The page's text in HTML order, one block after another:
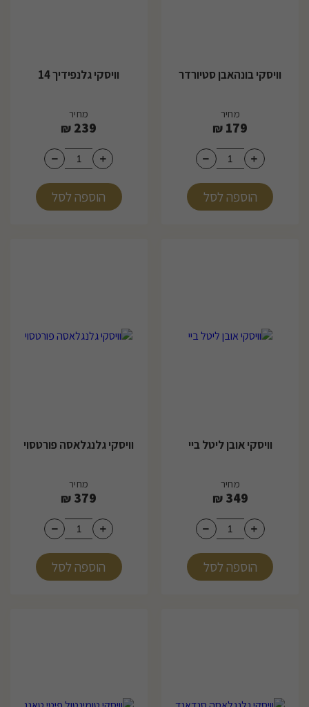
וויסקי בונהאבן סטיורדר
מחיר
179
₪
הוספה לסל
וויסקי גלנפידיך 14
מחיר
239
₪
הוספה לסל
וויסקי אובן ליטל ביי
מחיר
349
₪
הוספה לסל
וויסקי גלנגלאסה פורטסוי
מחיר
379
₪
הוספה לסל